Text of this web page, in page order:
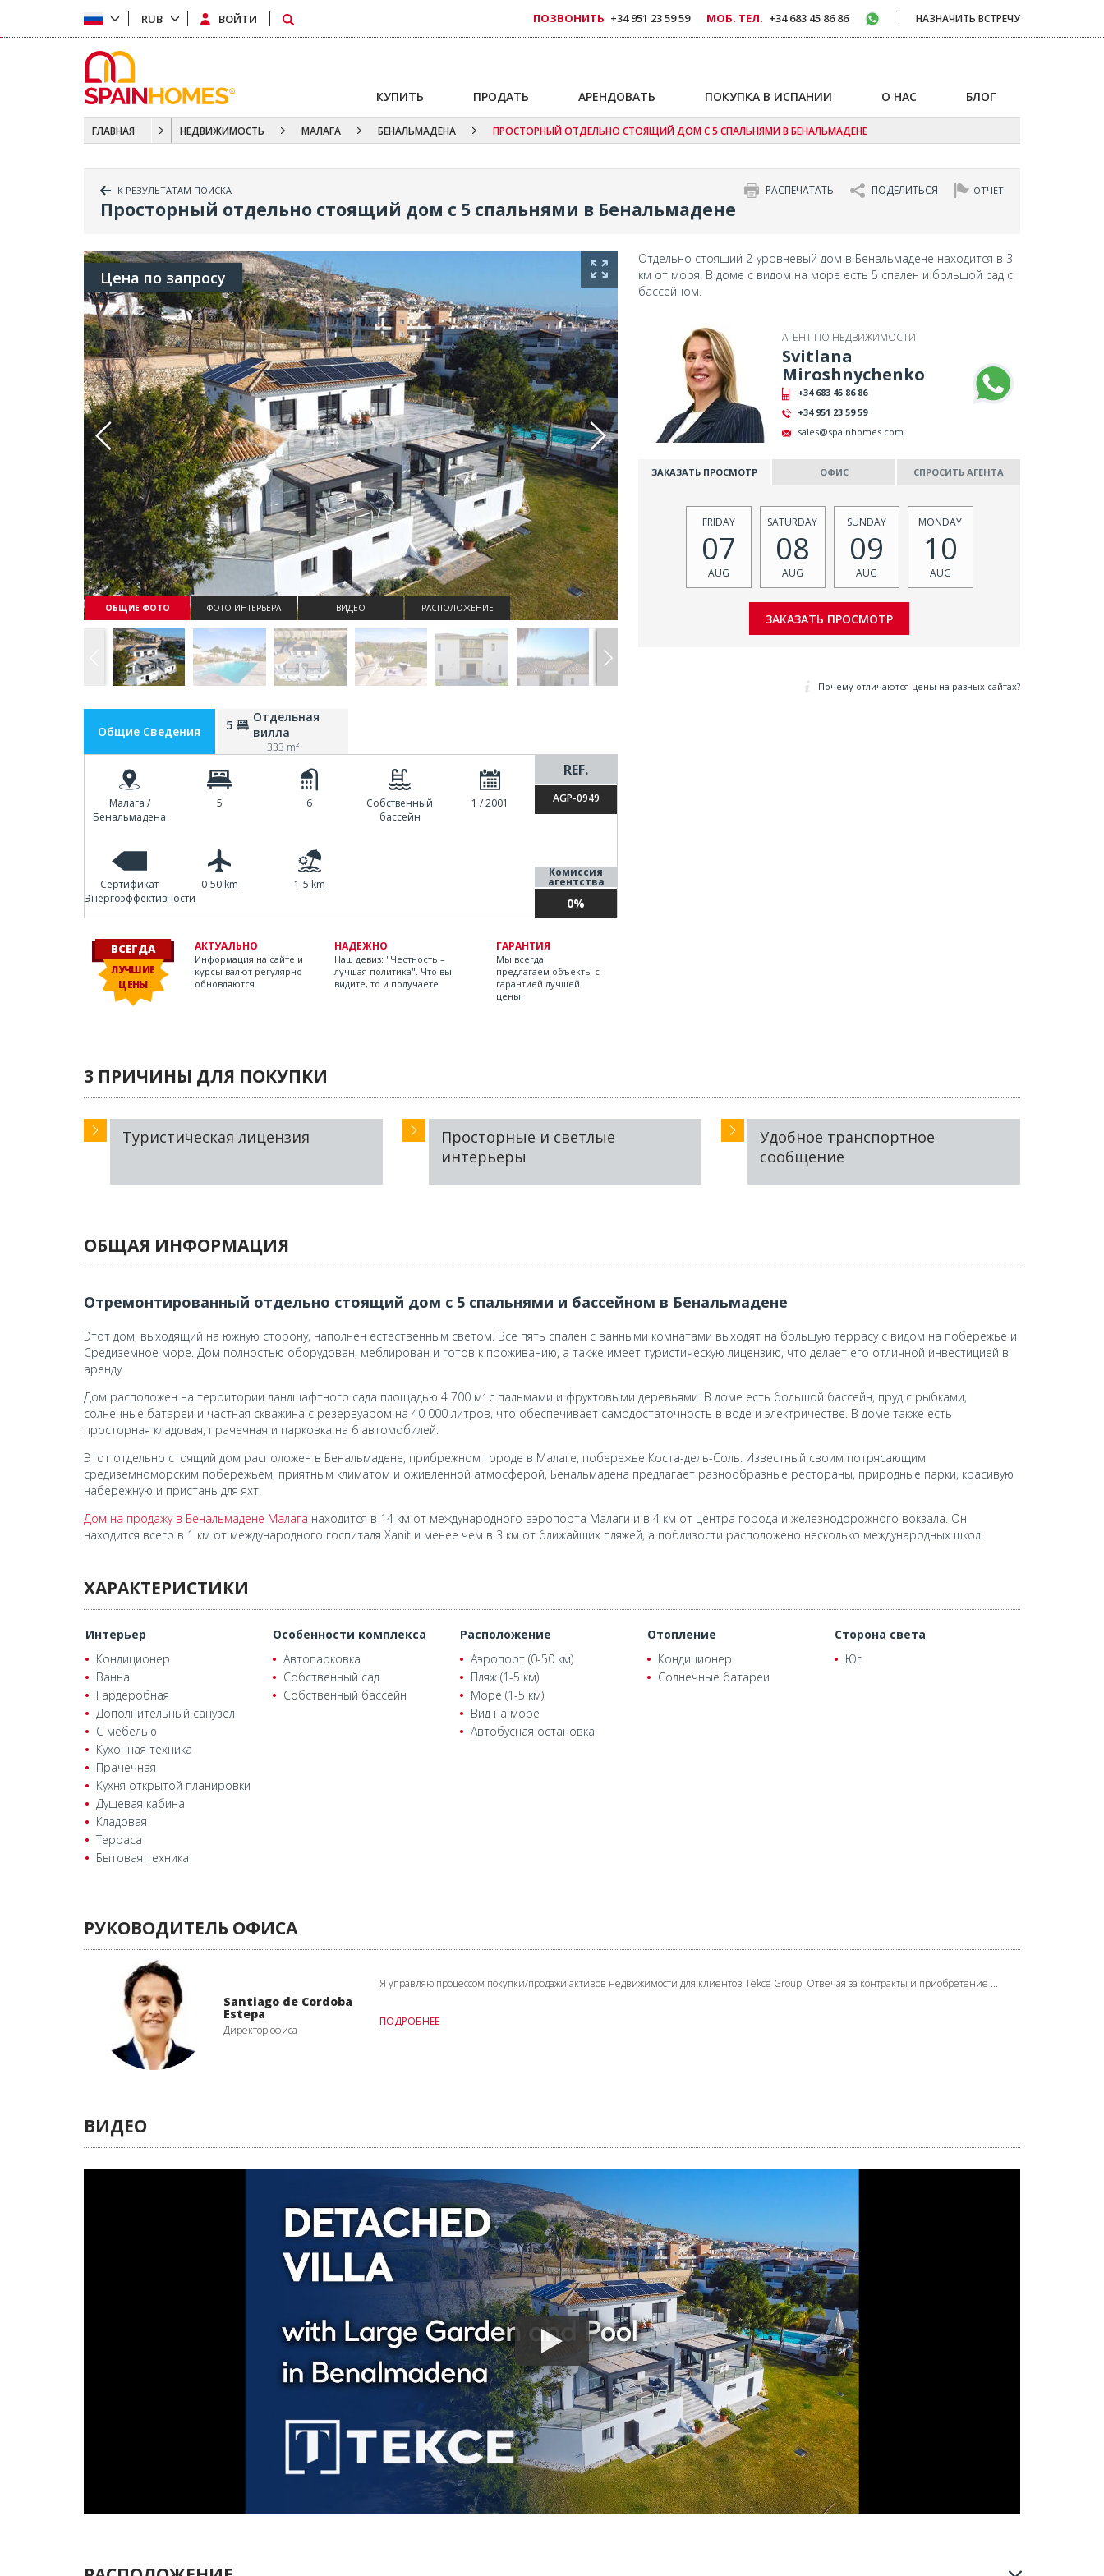
ГЛАВНАЯ НЕДВИЖИМОСТЬ МАЛАГА БЕНАЛЬМАДЕНА ПРОСТОРНЫЙ ОТДЕЛЬНО СТОЯЩИЙ ДОМ С 5 СПАЛЬНЯМИ В БЕНАЛЬМАДЕНЕ
К РЕЗУЛЬТАТАМ ПОИСКА ОТЧЕТ
ПОДЕЛИТЬСЯ
РАСПЕЧАТАТЬ
Просторный отдельно стоящий дом с 5 спальнями в Бенальмадене
Цена по запросу
ОБЩИЕ ФОТО ФОТО ИНТЕРЬЕРА ВИДЕО РАСПОЛОЖЕНИЕ
Общие Сведения 5
Отдельная
вилла
333 m²
REF.
AGP-0949
Комиссия
агентства
0%
Малага /
Бенальмадена
5 6
Собственный
бассейн
1 / 2001
Сертификат
Энергоэффективности
0-50 km 1-5 km
ВСЕГДА
ЛУЧШИЕ
ЦЕНЫ
АКТУАЛЬНО
Информация на сайте и
курсы валют регулярно
обновляются.
НАДЕЖНО
Наш девиз: "Честность –
лучшая политика". Что вы
видите, то и получаете.
ГАРАНТИЯ
Мы всегда
предлагаем объекты с
гарантией лучшей
цены.
Отдельно стоящий 2-уровневый дом в Бенальмадене находится в 3
км от моря. В доме с видом на море есть 5 спален и большой сад с
бассейном.
АГЕНТ ПО НЕДВИЖИМОСТИ
Svitlana
Miroshnychenko
+34 683 45 86 86
+34 951 23 59 59
sales@spainhomes.com
Whatsapp
ЗАКАЗАТЬ ПРОСМОТР ОФИС СПРОСИТЬ АГЕНТА
FRIDAY
07
AUG
SATURDAY
08
AUG
SUNDAY
09
AUG
MONDAY
10
AUG
Почему отличаются цены на разных сайтах?
3 ПРИЧИНЫ ДЛЯ ПОКУПКИ
Туристическая лицензия
Просторные и светлые
интерьеры
Удобное транспортное
сообщение
ОБЩАЯ ИНФОРМАЦИЯ
Отремонтированный отдельно стоящий дом с 5 спальнями и бассейном в Бенальмадене
Этот дом, выходящий на южную сторону, наполнен естественным светом. Все пять спален с ванными комнатами выходят на большую террасу с видом на побережье и
Средиземное море. Дом полностью оборудован, меблирован и готов к проживанию, а также имеет туристическую лицензию, что делает его отличной инвестицией в
аренду.
Дом расположен на территории ландшафтного сада площадью 4 700 м² с пальмами и фруктовыми деревьями. В доме есть большой бассейн, пруд с рыбками,
солнечные батареи и частная скважина с резервуаром на 40 000 литров, что обеспечивает самодостаточность в воде и электричестве. В доме также есть
просторная кладовая, прачечная и парковка на 6 автомобилей.
Этот отдельно стоящий дом расположен в Бенальмадене, прибрежном городе в Малаге, побережье Коста-дель-Соль. Известный своим потрясающим
средиземноморским побережьем, приятным климатом и оживленной атмосферой, Бенальмадена предлагает разнообразные рестораны, природные парки, красивую
набережную и пристань для яхт.
Дом на продажу в Бенальмадене Малага находится в 14 км от международного аэропорта Малаги и в 4 км от центра города и железнодорожного вокзала. Он
находится всего в 1 км от международного госпиталя Xanit и менее чем в 3 км от ближайших пляжей, а поблизости расположено несколько международных школ.
ХАРАКТЕРИСТИКИ
Интерьер
Кондиционер
Ванна
Гардеробная
Дополнительный санузел
С мебелью
Кухонная техника
Прачечная
Кухня открытой планировки
Душевая кабина
Кладовая
Терраса
Бытовая техника
Особенности комплекса
Автопарковка
Собственный сад
Собственный бассейн
Расположение
Аэропорт (0-50 км)
Пляж (1-5 км)
Море (1-5 км)
Вид на море
Автобусная остановка
Отопление
Кондиционер
Солнечные батареи
Сторона света
Юг
РУКОВОДИТЕЛЬ ОФИСА
Santiago de Cordoba
Estepa
Директор офиса
Я управляю процессом покупки/продажи активов недвижимости для клиентов Tekce Group. Отвечая за контракты и приобретение ...
ПОДРОБНЕЕ
ВИДЕО
RUB ВОЙТИ ПОЗВОНИТЬ +34 951 23 59 59 МОБ. ТЕЛ. +34 683 45 86 86 НАЗНАЧИТЬ ВСТРЕЧУ
КУПИТЬ ПРОДАТЬ АРЕНДОВАТЬ ПОКУПКА В ИСПАНИИ О НАС БЛОГ